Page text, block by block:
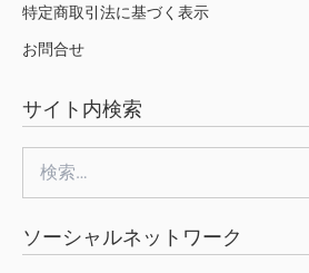
特定商取引法に基づく表示
お問合せ
サイト内検索
索:
ソーシャルネットワーク